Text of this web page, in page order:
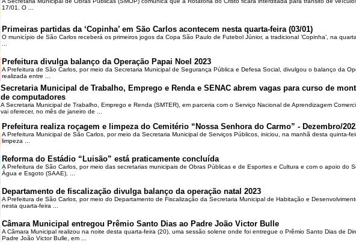
17/01. O ...
Primeiras partidas da ‘Copinha’ em São Carlos acontecem nesta quarta-feira (03/01)
O município de São Carlos receberá os primeiros jogos da Copa São Paulo de Futebol Júnior, a tradicional ‘Copinha’, na
Prefeitura divulga balanço da Operação Papai Noel 2023
A Prefeitura de São Carlos, por meio da Secretaria Municipal de Segurança Pública e Defesa Social, divulgou o balanço da
realizada entre ...
Secretaria Municipal de Trabalho, Emprego e Renda e SENAC abrem vagas para curso de
de computadores
A Secretaria Municipal de Trabalho, Emprego e Renda (SMTER), em parceria com o Serviço Nacional de Aprendizagem
vai oferecer, no mês de janeiro de ...
Prefeitura realiza roçagem e limpeza do Cemitério “Nossa Senhora do Carmo” - Dezembro/
A Prefeitura Municipal de São Carlos, por meio da Secretaria Municipal de Serviços Públicos, iniciou, na manhã desta quinta-
limpeza ...
Reforma do Estádio “Luisão” está praticamente concluída
A Prefeitura de São Carlos, por meio das secretarias municipais de Obras Públicas e de Esportes e Cultura e com o apoio do
Água e Esgoto (SAAE), ...
Departamento de fiscalização divulga balanço da operação natal 2023
A Prefeitura de São Carlos, por meio do Departamento de Fiscalização da Secretaria Municipal de Habitação e
nesta quarta-feira ...
Câmara Municipal entregou Prêmio Santo Dias ao Padre João Victor Bulle
A Câmara Municipal realizou na noite desta quarta-feira (20), uma sessão solene onde foi entregue o Prêmio Santo Dias de
Padre João Victor Bulle, em ...